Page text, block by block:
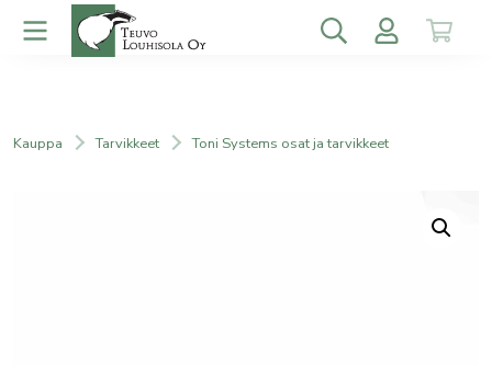
Kauppa Tarvikkeet Toni Systems osat ja tarvikkeet